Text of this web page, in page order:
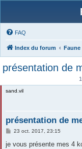
FAQ
Index du forum Faune
présentation de
sand.vil
présentation de
M
s
23 oct. 2017, 23:15
je vous présente mes 4